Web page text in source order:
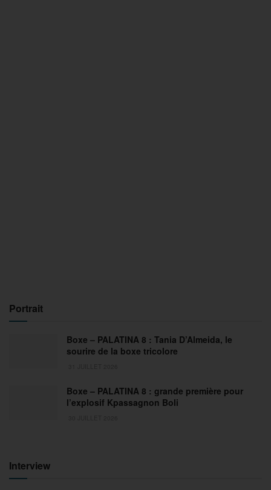
Portrait
Boxe – PALATINA 8 : Tania D’Almeida, le
sourire de la boxe tricolore
Boxe – PALATINA 8 : grande première pour
l’explosif Kpassagnon Boli
Interview